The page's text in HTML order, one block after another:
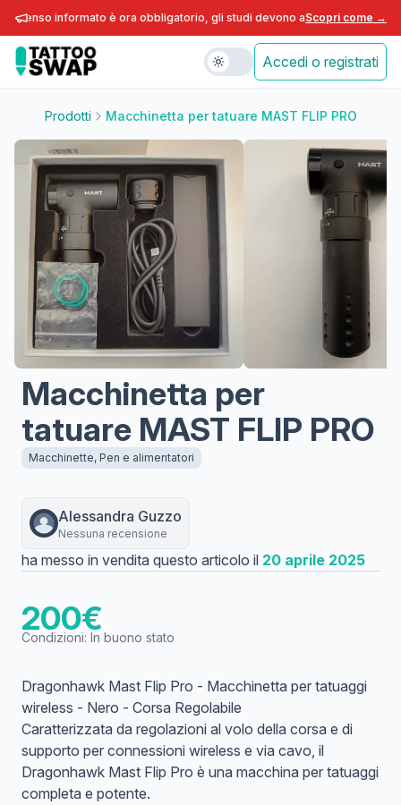
informato è ora obbligatorio, gli studi devono adeguarsi entro fine
Scopri come →
Accedi o registrati
Prodotti Macchinetta per tatuare MAST FLIP PRO
Macchinetta per
tatuare MAST FLIP PRO
Macchinette, Pen e alimentatori
Alessandra Guzzo
Nessuna recensione
ha messo in vendita questo articolo il 20 aprile 2025
200€
Condizioni: In buono stato
Dragonhawk Mast Flip Pro - Macchinetta per tatuaggi
wireless - Nero - Corsa Regolabile
Caratterizzata da regolazioni al volo della corsa e di
supporto per connessioni wireless e via cavo, il
Dragonhawk Mast Flip Pro è una macchina per tatuaggi
completa e potente.